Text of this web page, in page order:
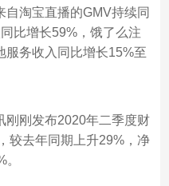
自淘宝直播的GMV持续同
比增长59%，饿了么注
服务收入同比增长15%至
刚刚发布2020年二季度财
较去年同期上升29%，净